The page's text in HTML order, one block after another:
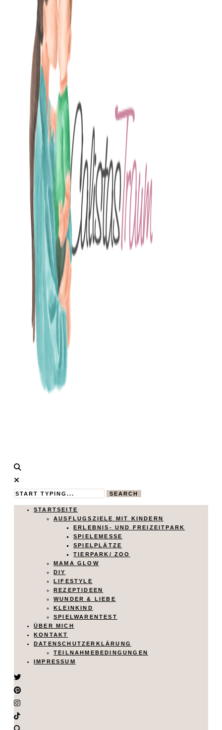
Calistas
Traum
MAMABLOG
SEARCH
STARTSEITE
AUSFLUGSZIELE MIT KINDERN
ERLEBNIS- UND FREIZEITPARK
SPIELEMESSE
SPIELPLÄTZE
TIERPARK/ ZOO
MAMA GLOW
DIY
LIFESTYLE
REZEPTIDEEN
WUNDER & LIEBE
KLEINKIND
SPIELWARENTEST
ÜBER MICH
KONTAKT
DATENSCHUTZERKLÄRUNG
TEILNAHMEBEDINGUNGEN
IMPRESSUM